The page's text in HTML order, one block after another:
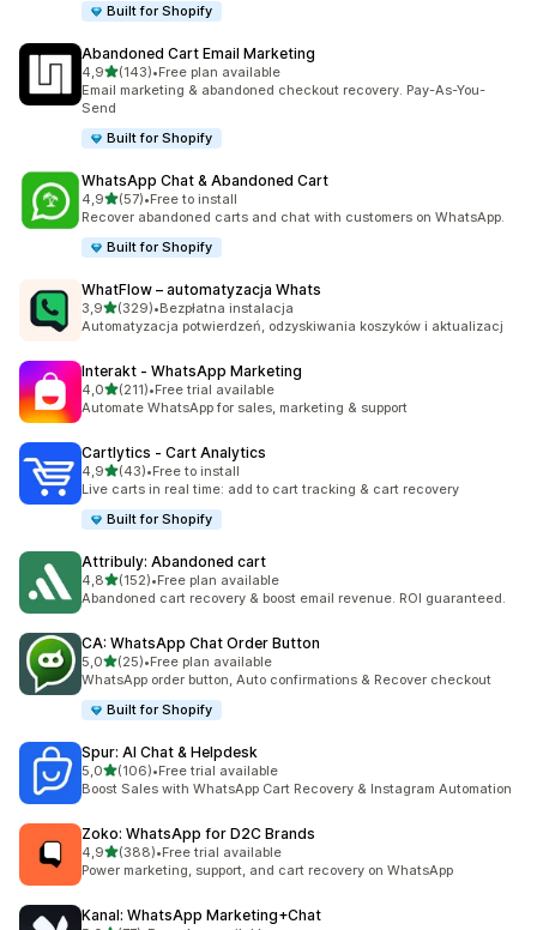
Built for Shopify
Abandoned Cart Email Marketing
4,9na 5 gwiazdek
(143)
Łączna liczba recenzji: 143
•Free plan available
Email marketing & abandoned checkout recovery. Pay-As-You-
Send
Built for Shopify
WhatsApp Chat & Abandoned Cart
4,9na 5 gwiazdek
(57)
Łączna liczba recenzji: 57
•Free to install
Recover abandoned carts and chat with customers on WhatsApp.
Built for Shopify
WhatFlow – automatyzacja Whats
3,9na 5 gwiazdek
(329)
Łączna liczba recenzji: 329
•Bezpłatna instalacja
Automatyzacja potwierdzeń, odzyskiwania koszyków i aktualizacj
Interakt ‑ WhatsApp Marketing
4,0na 5 gwiazdek
(211)
Łączna liczba recenzji: 211
•Free trial available
Automate WhatsApp for sales, marketing & support
Cartlytics ‑ Cart Analytics
4,9na 5 gwiazdek
(43)
Łączna liczba recenzji: 43
•Free to install
Live carts in real time: add to cart tracking & cart recovery
Built for Shopify
Attribuly: Abandoned cart
4,8na 5 gwiazdek
(152)
Łączna liczba recenzji: 152
•Free plan available
Abandoned cart recovery & boost email revenue. ROI guaranteed.
CA: WhatsApp Chat Order Button
5,0na 5 gwiazdek
(25)
Łączna liczba recenzji: 25
•Free plan available
WhatsApp order button, Auto confirmations & Recover checkout
Built for Shopify
Spur: AI Chat & Helpdesk
5,0na 5 gwiazdek
(106)
Łączna liczba recenzji: 106
•Free trial available
Boost Sales with WhatsApp Cart Recovery & Instagram Automation
Zoko: WhatsApp for D2C Brands
4,9na 5 gwiazdek
(388)
Łączna liczba recenzji: 388
•Free trial available
Power marketing, support, and cart recovery on WhatsApp
Kanal: WhatsApp Marketing+Chat